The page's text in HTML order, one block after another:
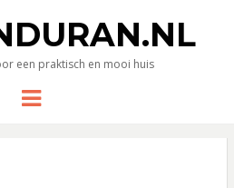
een praktisch en mooi huis
Menu